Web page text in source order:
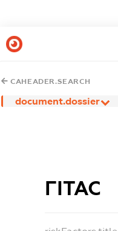
CAHEADER.SEARCH
document.dossier
ГІТАС